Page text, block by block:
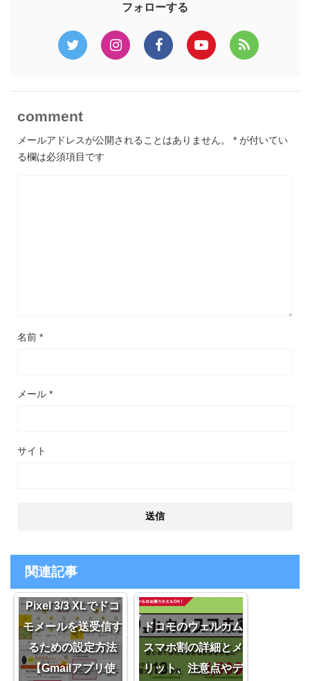
フォローする
comment
メールアドレスが公開されることはありません。 * が付いてい
る欄は必須項目です
名前 *
メール *
サイト
関連記事
Pixel 3/3 XLでドコ
モメールを送受信す
るための設定方法
【Gmailアプリ使
ドコモのウェルカム
スマホ割の詳細とメ
リット、注意点やデ